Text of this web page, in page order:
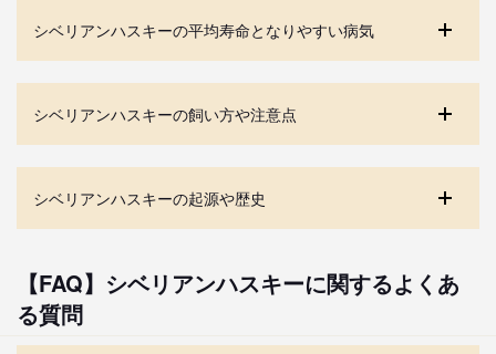
シベリアンハスキーの平均寿命となりやすい病気
シベリアンハスキーの飼い方や注意点
シベリアンハスキーの起源や歴史
【FAQ】シベリアンハスキーに関するよくあ
る質問